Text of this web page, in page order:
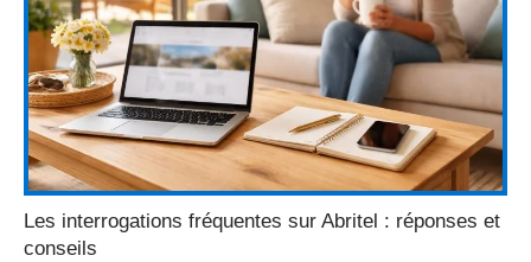
Les interrogations fréquentes sur Abritel : réponses et
conseils